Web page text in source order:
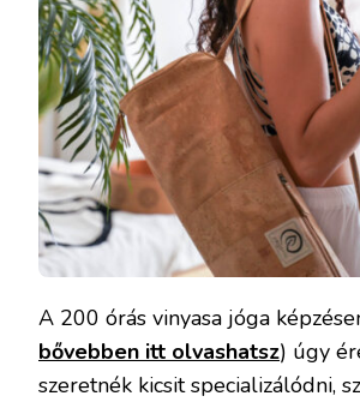
A 200 órás vinyasa jóga
bővebben itt olvashatsz) úgy
szeretnék kicsit specializálódni,